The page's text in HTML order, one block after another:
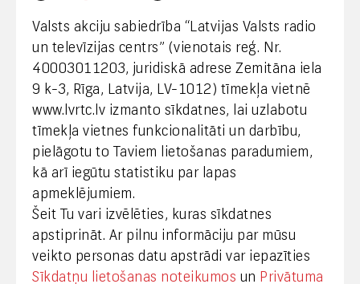
Valsts akciju sabiedrība “Latvijas Valsts radio
un televīzijas centrs” (vienotais reģ. Nr.
40003011203, juridiskā adrese Zemitāna iela
9 k-3, Rīga, Latvija, LV-1012) tīmekļa vietnē
www.lvrtc.lv izmanto sīkdatnes, lai uzlabotu
tīmekļa vietnes funkcionalitāti un darbību,
pielāgotu to Taviem lietošanas paradumiem,
kā arī iegūtu statistiku par lapas
apmeklējumiem.
Šeit Tu vari izvēlēties, kuras sīkdatnes
apstiprināt. Ar pilnu informāciju par mūsu
veikto personas datu apstrādi var iepazīties
Sīkdatņu lietošanas noteikumos un Privātuma
Klientu apkalpošana
+371 67108787
Medijiem
+371 29665001
vineta.sprugaine@lvrtc.lv